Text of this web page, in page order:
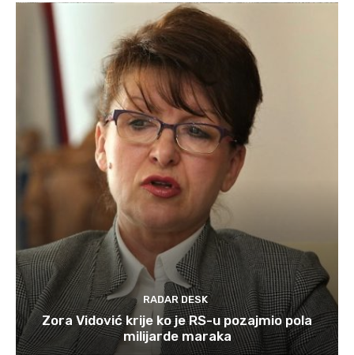
RADAR DESK
Zora Vidović krije ko je RS-u pozajmio pola
milijarde maraka